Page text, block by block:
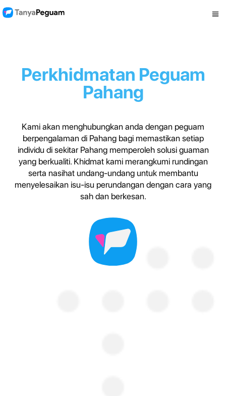
Perkhidmatan Peguam
Pahang
Kami akan menghubungkan anda dengan peguam
berpengalaman di Pahang bagi memastikan setiap
individu di sekitar Pahang memperoleh solusi guaman
yang berkualiti. Khidmat kami merangkumi rundingan
serta nasihat undang-undang untuk membantu
menyelesaikan isu-isu perundangan dengan cara yang
sah dan berkesan.